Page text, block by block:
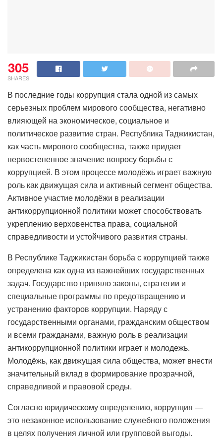
305
SHARES
В последние годы коррупция стала одной из самых
серьезных проблем мирового сообщества, негативно
влияющей на экономическое, социальное и
политическое развитие стран. Республика Таджикистан,
как часть мирового сообщества, также придает
первостепенное значение вопросу борьбы с
коррупцией. В этом процессе молодёжь играет важную
роль как движущая сила и активный сегмент общества.
Активное участие молодёжи в реализации
антикоррупционной политики может способствовать
укреплению верховенства права, социальной
справедливости и устойчивого развития страны.
В Республике Таджикистан борьба с коррупцией также
определена как одна из важнейших государственных
задач. Государство приняло законы, стратегии и
специальные программы по предотвращению и
устранению факторов коррупции. Наряду с
государственными органами, гражданским обществом
и всеми гражданами, важную роль в реализации
антикоррупционной политики играет и молодежь.
Молодёжь, как движущая сила общества, может внести
значительный вклад в формирование прозрачной,
справедливой и правовой среды.
Согласно юридическому определению, коррупция —
это незаконное использование служебного положения
в целях получения личной или групповой выгоды.